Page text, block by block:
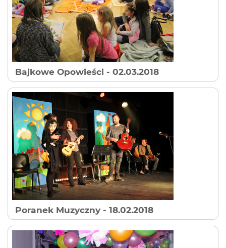
Bajkowe Opowieści - 02.03.2018
Poranek Muzyczny - 18.02.2018